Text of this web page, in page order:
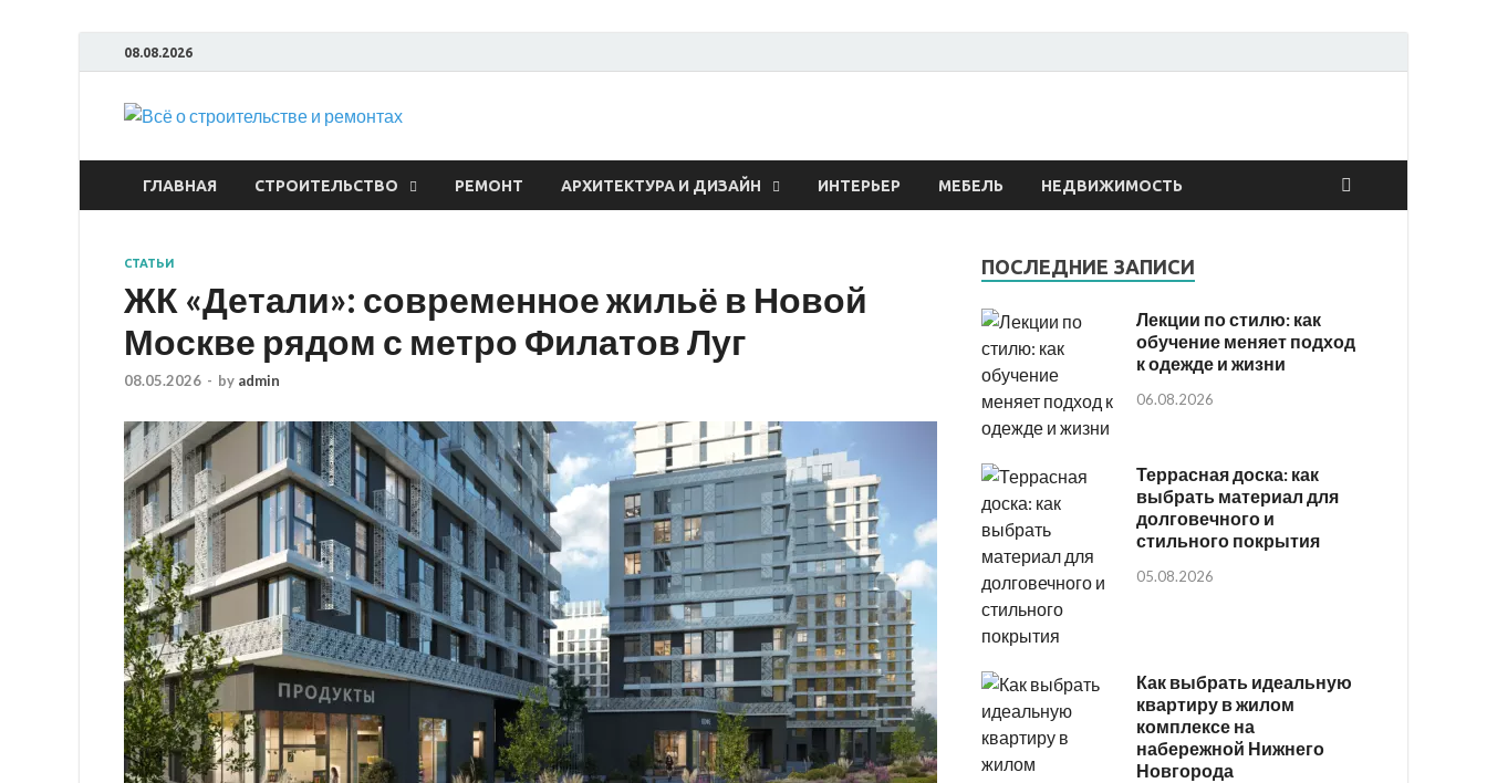
08.08.2026
Всё о строительстве и ремонтах
ГЛАВНАЯ СТРОИТЕЛЬСТВО РЕМОНТ АРХИТЕКТУРА И ДИЗАЙН ИНТЕРЬЕР МЕБЕЛЬ НЕДВИЖИМОСТЬ
СТАТЬИ
ЖК «Детали»: современное жильё в Новой
Москве рядом с метро Филатов Луг
08.05.2026 - by admin
ПОСЛЕДНИЕ ЗАПИСИ
Лекции по стилю: как
обучение меняет подход
к одежде и жизни
06.08.2026
Террасная доска: как
выбрать материал для
долговечного и
стильного покрытия
05.08.2026
Как выбрать идеальную
квартиру в жилом
комплексе на
набережной Нижнего
Новгорода